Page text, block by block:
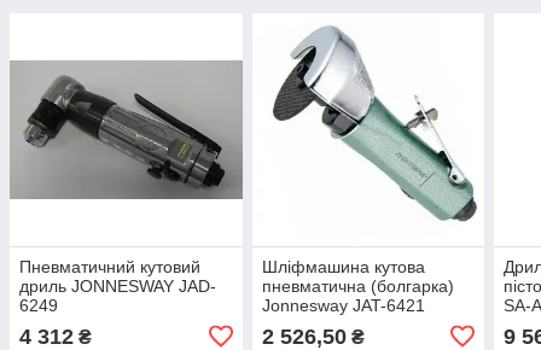
Пневматичний кутовий
дриль JONNESWAY JAD-
6249
4 312 ₴
Шліфмашина кутова
пневматична (болгарка)
Jonnesway JAT-6421
2 526,50₴
SA-
9